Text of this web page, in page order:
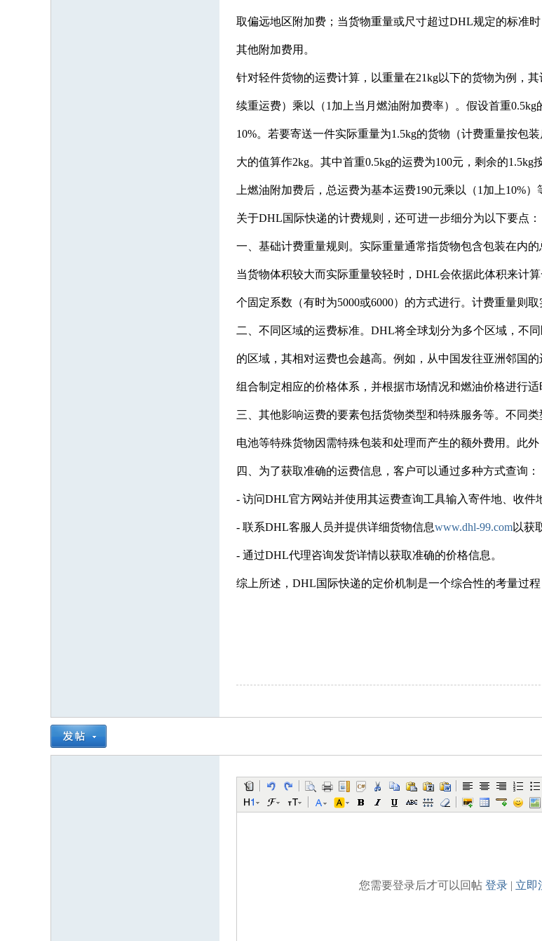
取偏远地区附加费；当货物重量或尺寸超过DHL规定的标准
其他附加费用。
针对轻件货物的运费计算，以重量在21kg以下的货物为例，
续重运费）乘以（1加上当月燃油附加费率）。假设首重
10%。若要寄送一件实际重量为1.5kg的货物（计费重量按包
大的值算作2kg。其中首重0.5kg的运费为100元，剩余的
上燃油附加费后，总运费为基本运费190元乘以（1加上10%）
关于DHL国际快递的计费规则，还可进一步细分为以下要点：
一、基础计费重量规则。实际重量通常指货物包含包装在内
当货物体积较大而实际重量较轻时，DHL会依据此体积来计
个固定系数（有时为5000或6000）的方式进行。计费重量则
二、不同区域的运费标准。DHL将全球划分为多个区域，不
的区域，其相对运费也会越高。例如，从中国发往亚洲邻国
组合制定相应的价格体系，并根据市场情况和燃油价格进行适
三、其他影响运费的要素包括货物类型和特殊服务等。不同
电池等特殊货物因需特殊包装和处理而产生的额外费用。此
四、为了获取准确的运费信息，客户可以通过多种方式查询：
- 访问DHL官方网站并使用其运费查询工具输入寄件地、收件
- 联系DHL客服人员并提供详细货物信息www.dhl-99.com以获
- 通过DHL代理咨询发货详情以获取准确的价格信息。
综上所述，DHL国际快递的定价机制是一个综合性的考量过
您需要登录后才可以回帖 登录| 立即